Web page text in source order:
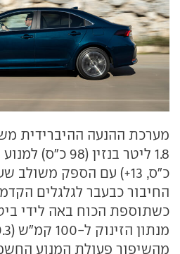
מערכת ההנעה ההיברידית
כ"ס, 13+) עם הספק משולב שעלה ל-140 כ"ס (18+).
החיבור כבעבר לגלגלים
מהשיפור פעולת המנוע